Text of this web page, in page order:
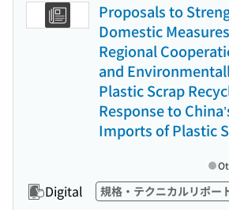
Proposals to
Domestic
Regional
and
Plastic Scrap
Response to
Imports of Plastic
Digital 規格・テクニカルリポー